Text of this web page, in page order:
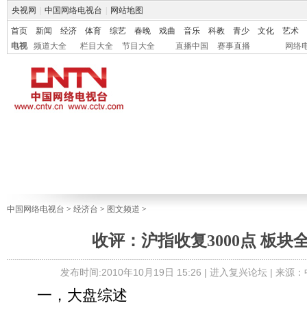
央视网 中国网络电视台 网站地图
首页 新闻 经济 体育 综艺 春晚 戏曲 音乐 科教 青少 文化
艺术
电视
频道大全 栏目大全 节目大全 直播中国 赛事直播 网络
中国网络电视台 > 经济台 > 图文频道 >
收评：沪指收复3000点 板块
发布时间:2010年10月19日 15:26 | 进入复兴论坛| 来源：
一，大盘综述